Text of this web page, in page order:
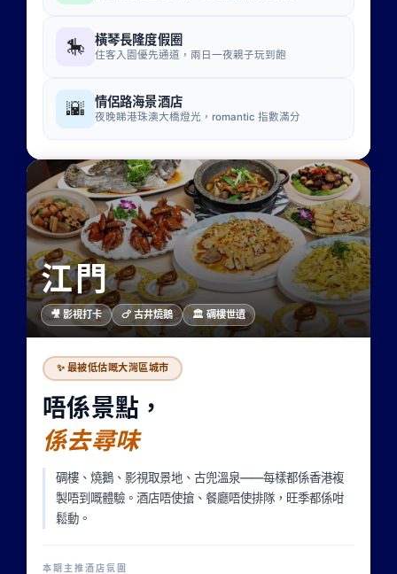
🎠 橫琴長隆度假圈
住客入園優先通道，兩日一夜親子玩到飽
🌇 情侶路海景酒店
夜晚睇港珠澳大橋燈光，romantic 指數滿分
江門
🎥 影視打卡 🍗 古井燒鵝 🏛 碉樓世遺
✨ 最被低估嘅大灣區城市
唔係景點，
係去尋味
碉樓、燒鵝、影視取景地、古兜溫泉——每樣都係香港複
製唔到嘅體驗。酒店唔使搶、餐廳唔使排隊，旺季都係咁
鬆動。
本期主推酒店氛圍